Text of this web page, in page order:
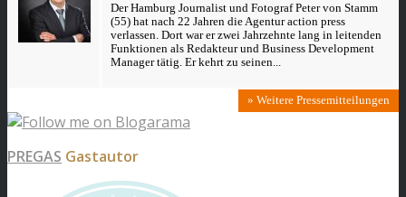
Der Hamburg Journalist und Fotograf Peter von Stamm
(55) hat nach 22 Jahren die Agentur action press
verlassen. Dort war er zwei Jahrzehnte lang in leitenden
Funktionen als Redakteur und Business Development
Manager tätig. Er kehrt zu seinen...
» Weitere Pressemitteilungen
PREGAS Gastautor